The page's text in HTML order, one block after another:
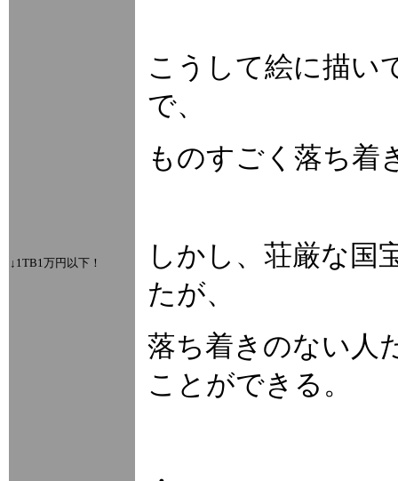
↓1TB1万円以下！
こうして絵に描い
で、
ものすごく落ち着
しかし、荘厳な国
たが、
落ち着きのない人
ことができる。